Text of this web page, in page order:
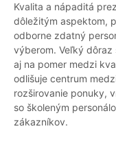
Kvalita a nápaditá
dôležitým aspektom,
odborne zdatný
výberom. Veľký
aj na pomer medzi
odlišuje centrum
rozširovanie ponuky,
so školeným
zákazníkov.